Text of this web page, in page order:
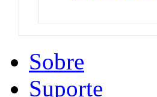
Sobre
Suporte